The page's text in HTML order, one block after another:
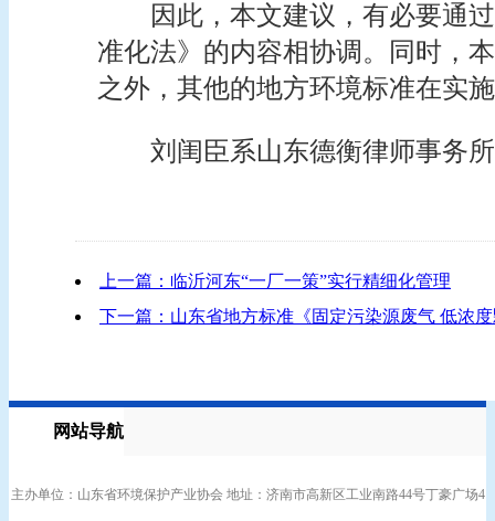
因此，本文建议，有必要通
准化法》的内容相协调。同时，
之外，其他的地方环境标准在实
刘闺臣系山东德衡律师事务
上一篇：临沂河东“一厂一策”实行精细化管理
下一篇：山东省地方标准《固定污染源废气 低浓
网站导航
主办单位：山东省环境保护产业协会 地址：济南市高新区工业南路44号丁豪广场4